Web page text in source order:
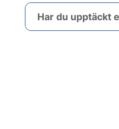
Har du upptäckt